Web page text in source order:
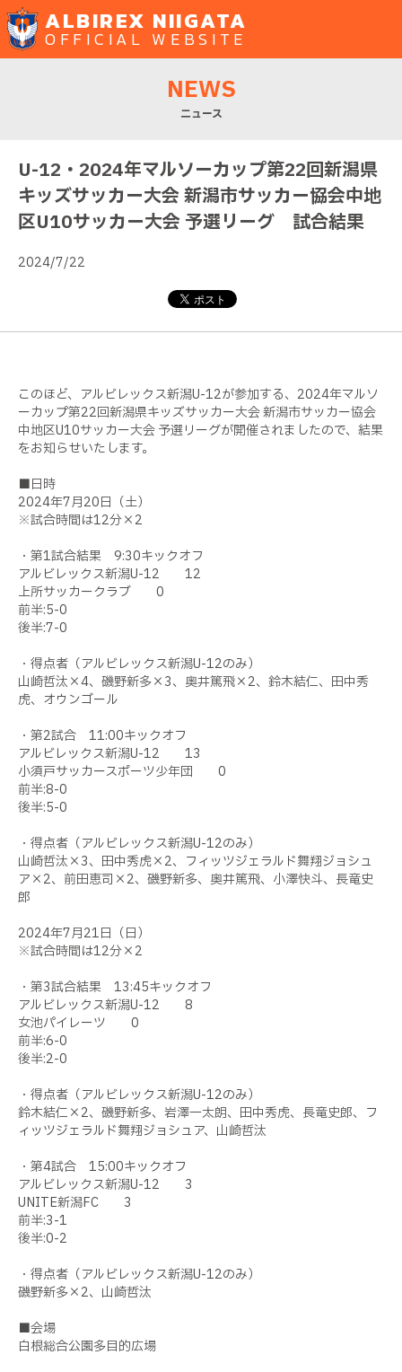
ALBIREX NIIGATA
OFFICIAL WEBSITE
NEWS
ニュース
U-12・2024年マルソーカップ第22回新潟県
キッズサッカー大会 新潟市サッカー協会中地
区U10サッカー大会 予選リーグ 試合結果
2024/7/22
このほど、アルビレックス新潟U-12が参加する、2024年マルソ
ーカップ第22回新潟県キッズサッカー大会 新潟市サッカー協会
中地区U10サッカー大会 予選リーグが開催されましたので、結果
をお知らせいたします。
■日時
2024年7月20日（土）
※試合時間は12分×2
・第1試合結果 9:30キックオフ
アルビレックス新潟U-12 12
上所サッカークラブ 0
前半:5-0
後半:7-0
・得点者（アルビレックス新潟U-12のみ）
山崎哲汰×4、磯野新多×3、奥井篤飛×2、鈴木結仁、田中秀
虎、オウンゴール
・第2試合 11:00キックオフ
アルビレックス新潟U-12 13
小須戸サッカースポーツ少年団 0
前半:8-0
後半:5-0
・得点者（アルビレックス新潟U-12のみ）
山崎哲汰×3、田中秀虎×2、フィッツジェラルド舞翔ジョシュ
ア×2、前田恵司×2、磯野新多、奥井篤飛、小澤快斗、長竜史
郎
2024年7月21日（日）
※試合時間は12分×2
・第3試合結果 13:45キックオフ
アルビレックス新潟U-12 8
女池パイレーツ 0
前半:6-0
後半:2-0
・得点者（アルビレックス新潟U-12のみ）
鈴木結仁×2、磯野新多、岩澤一太朗、田中秀虎、長竜史郎、フ
ィッツジェラルド舞翔ジョシュア、山崎哲汰
・第4試合 15:00キックオフ
アルビレックス新潟U-12 3
UNITE新潟FC 3
前半:3-1
後半:0-2
・得点者（アルビレックス新潟U-12のみ）
磯野新多×2、山崎哲汰
■会場
白根総合公園多目的広場